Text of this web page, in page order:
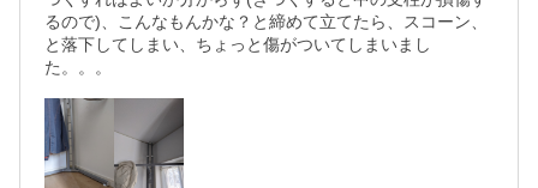
るので)、こんなもんかな？と締めて立てたら、スコーン、
と落下してしまい、ちょっと傷がついてしまいまし
た。。。